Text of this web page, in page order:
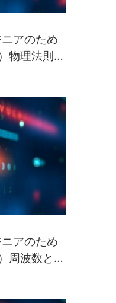
アのため
物理法則が
アのため
周波数と伝